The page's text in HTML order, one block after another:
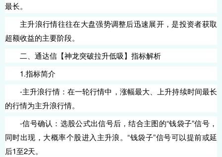
最长。
主升浪行情往往在大盘强势调整后迅速展开，是投资者获取
超额收益的主要阶段。
二、通达信【神龙突破拉升低吸】指标解析
1.指标简介
-主升浪行情：在一轮行情中，涨幅最大、上升持续时间最长
的行情为主升浪行情。
-信号确认：选股公式出信号后，结合主图的“钱袋子”信号，
同时出现，大概率个股进入主升浪。“钱袋子”信号可以提前或延
后1至2天。